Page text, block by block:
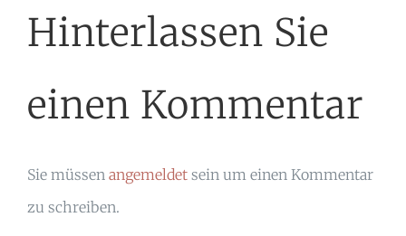
Hinterlassen Sie
einen Kommentar
Sie müssen angemeldet sein um einen Kommentar
zu schreiben.